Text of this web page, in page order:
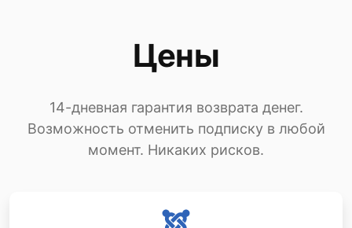
Цены
14-дневная гарантия возврата денег.
Возможность отменить подписку в любой
момент. Никаких рисков.